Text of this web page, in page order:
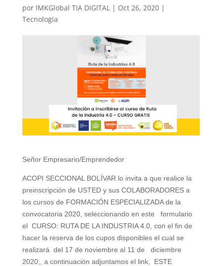
por IMKGlobal TIA DIGITAL| Oct 26, 2020|
Tecnologia
Señor Empresario/Emprendedor
ACOPI SECCIONAL BOLÍVAR lo invita a que realice la
preinscripción de USTED y sus COLABORADORES a
los cursos de FORMACIÓN ESPECIALIZADA de la
convocatoria 2020, seleccionando en este formulario
el CURSO: RUTA DE LA INDUSTRIA 4.0, con el fin de
hacer la reserva de los cupos disponibles el cual se
realizará del 17 de noviembre al 11 de diciembre
2020;, a continuación adjuntamos el link, ESTE